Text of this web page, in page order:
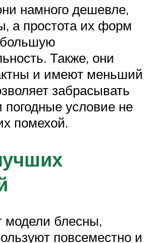
намного дешевле,
а простота их форм
Также, они
и имеют меньший
забрасывать
условие не
помехой.
модели блесны,
повсеместно и